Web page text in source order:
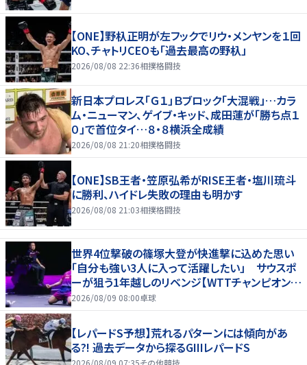
【ONE】野杁正明が左フックでリウ・メンヤンを１回
KO、チャトリCEOも「過去最高の野杁」
2026/08/08 22:36相撲格闘技
新日本プロレス「Ｇ１」Ｂブロック「大混戦」…カラ
ム・ニューマン、ゲイブ・キッド、成田蓮が「勝ち点１
０」で首位タイ…８・８横浜全成績
2026/08/08 21:20相撲格闘技
【ONE】SB王者・笠原弘希がRISE王者・塩川琉斗
に勝利、ハイドレ失敗の理由も明かす
2026/08/08 21:03相撲格闘技
世界4位撃破の篠塚大登が快進撃に込めた思い
「自分も強い3人に入って活躍したい」 サウスポ
ーが狙う1年越しのリベンジ【WTTチャンピオンズ
横浜2026】
2026/08/09 08:00卓球
【レパードS予想】荒れるパターンには傾向があ
る?! 過去データから探るGIIIレパードS
2026/08/09 07:35その他競技